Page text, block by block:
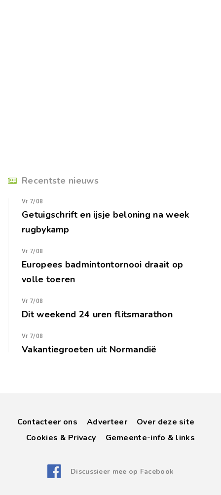
Recentste nieuws
Vr 7/08
Getuigschrift en ijsje beloning na week
rugbykamp
Vr 7/08
Europees badmintontornooi draait op
volle toeren
Vr 7/08
Dit weekend 24 uren flitsmarathon
Vr 7/08
Vakantiegroeten uit Normandië
Contacteer ons Adverteer
Over deze site
Cookies & Privacy
Gemeente-info & links
Discussieer mee op Facebook